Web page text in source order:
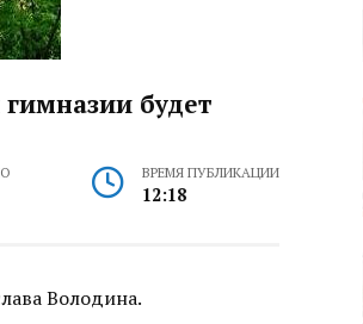
будет
ВРЕМЯ ПУБЛИКАЦИИ
12:18
Володина.